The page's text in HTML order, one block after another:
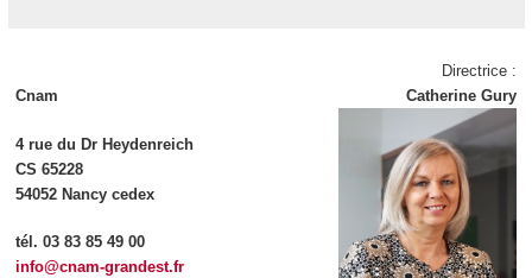
Cnam
4 rue du Dr Heydenreich
CS 65228
54052 Nancy cedex
tél. 03 83 85 49 00
info@cnam-grandest.fr
Directrice :
Catherine Gury